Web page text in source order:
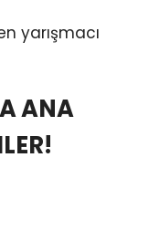
yarışmacı
ANA